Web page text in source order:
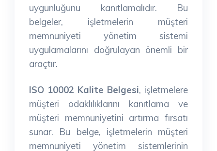
uygunluğunu kanıtlamalıdır. Bu
belgeler, işletmelerin müşteri
memnuniyeti yönetim sistemi
uygulamalarını doğrulayan önemli bir
araçtır.
ISO 10002 Kalite Belgesi, işletmelere
müşteri odaklılıklarını kanıtlama ve
müşteri memnuniyetini artırma fırsatı
sunar. Bu belge, işletmelerin müşteri
memnuniyeti yönetim sistemlerinin